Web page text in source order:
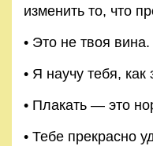
изменить то, что
• Это не твоя вина.
• Я научу тебя,
• Плакать — это
• Тебе прекрасно